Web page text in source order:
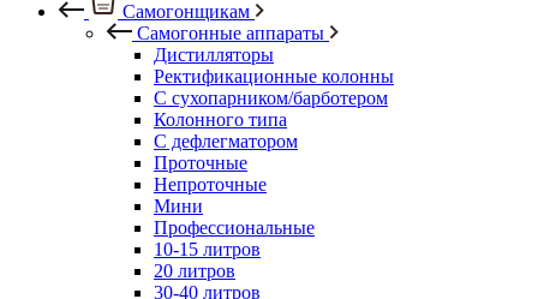
Самогонщикам
Самогонные аппараты
Дистилляторы
Ректификационные колонны
С сухопарником/барботером
Колонного типа
С дефлегматором
Проточные
Непроточные
Мини
Профессиональные
10-15 литров
20 литров
30-40 литров